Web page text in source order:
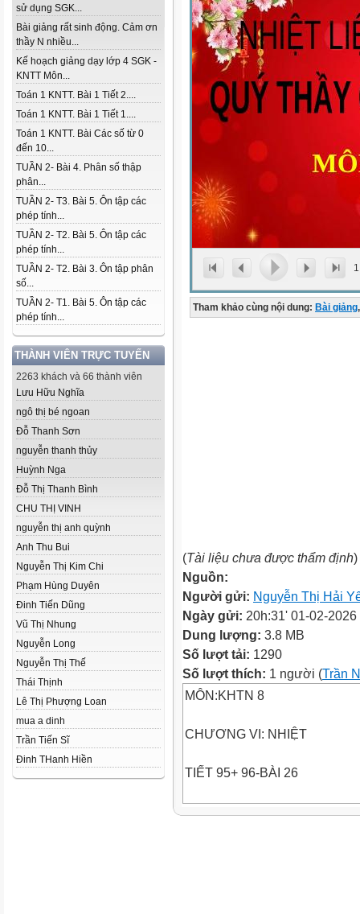
sử dụng SGK...
Bài giảng rất sinh động. Cảm ơn
thầy N nhiều...
Kế hoạch giảng dạy lớp 4 SGK -
KNTT Môn...
Toán 1 KNTT. Bài 1 Tiết 2....
Toán 1 KNTT. Bài 1 Tiết 1....
Toán 1 KNTT. Bài Các số từ 0
đến 10...
TUẦN 2- Bài 4. Phân số thập
phân...
TUẦN 2- T3. Bài 5. Ôn tập các
phép tính...
TUẦN 2- T2. Bài 5. Ôn tập các
phép tính...
TUẦN 2- T2. Bài 3. Ôn tập phân
số...
TUẦN 2- T1. Bài 5. Ôn tập các
phép tính...
THÀNH VIÊN TRỰC TUYẾN
2263 khách và 66 thành viên
Lưu Hữu Nghĩa
ngô thị bé ngoan
Đỗ Thanh Sơn
nguyễn thanh thủy
Huỳnh Nga
Đỗ Thị Thanh Bình
CHU THỊ VINH
nguyễn thị anh quỳnh
Anh Thu Bui
Nguyễn Thị Kim Chi
Phạm Hùng Duyên
Đinh Tiến Dũng
Vũ Thị Nhung
Nguyễn Long
Nguyễn Thị Thế
Thái Thịnh
Lê Thị Phượng Loan
mua a dinh
Trần Tiến Sĩ
Đinh THanh Hiền
1
Tham khảo cùng nội dung: Bài giảng,
(Tài liệu chưa được thẩm định)
Nguồn:
Người gửi: Nguyễn Thị Hải
Ngày gửi: 20h:31' 01-02-2026
Dung lượng: 3.8 MB
Số lượt tải: 1290
Số lượt thích: 1 người (Trần
MÔN:KHTN 8
CHƯƠNG VI: NHIỆT
TIẾT 95+ 96-BÀI 26